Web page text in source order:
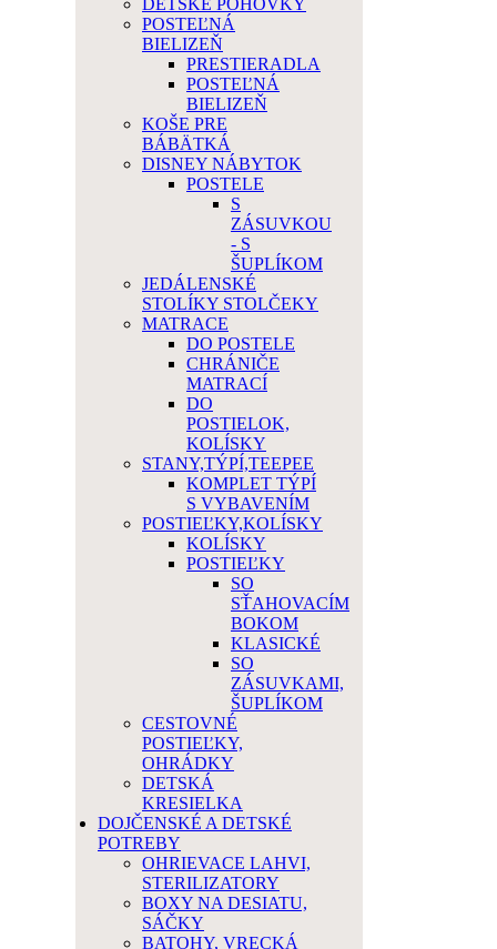
DETSKÉ POHOVKY
POSTEĽNÁ
BIELIZEŇ
PRESTIERADLA
POSTEĽNÁ
BIELIZEŇ
KOŠE PRE
BÁBÄTKÁ
DISNEY NÁBYTOK
POSTELE
S
ZÁSUVKOU
- S
ŠUPLÍKOM
JEDÁLENSKÉ
STOLÍKY STOLČEKY
MATRACE
DO POSTELE
CHRÁNIČE
MATRACÍ
DO
POSTIELOK,
KOLÍSKY
STANY,TÝPÍ,TEEPEE
KOMPLET TÝPÍ
S VYBAVENÍM
POSTIEĽKY,KOLÍSKY
KOLÍSKY
POSTIEĽKY
SO
SŤAHOVACÍM
BOKOM
KLASICKÉ
SO
ZÁSUVKAMI,
ŠUPLÍKOM
CESTOVNÉ
POSTIEĽKY,
OHRÁDKY
DETSKÁ
KRESIELKA
DOJČENSKÉ A DETSKÉ
POTREBY
OHRIEVACE LAHVI,
STERILIZATORY
BOXY NA DESIATU,
SÁČKY
BATOHY, VRECKÁ